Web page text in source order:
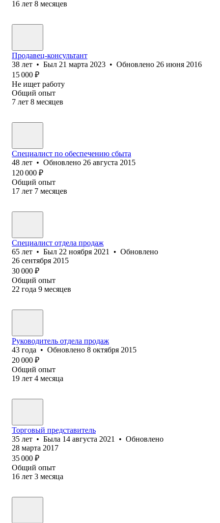
16 лет 8 месяцев
Продавец-консультант
38 лет • Был 21 марта 2023 • Обновлено 26 июня 2016
15 000 ₽
Не ищет работу
Общий опыт
7 лет 8 месяцев
Специалист по обеспечению сбыта
48 лет • Обновлено 26 августа 2015
120 000 ₽
Общий опыт
17 лет 7 месяцев
Специалист отдела продаж
65 лет • Был 22 ноября 2021 • Обновлено
26 сентября 2015
30 000 ₽
Общий опыт
22 года 9 месяцев
Руководитель отдела продаж
43 года • Обновлено 8 октября 2015
20 000 ₽
Общий опыт
19 лет 4 месяца
Торговый представитель
35 лет • Была 14 августа 2021 • Обновлено
28 марта 2017
35 000 ₽
Общий опыт
16 лет 3 месяца